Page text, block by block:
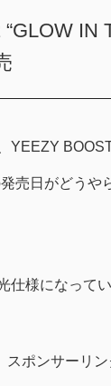
IN
YEEZY
売日がどうや
仕様になって
スポンサーリン